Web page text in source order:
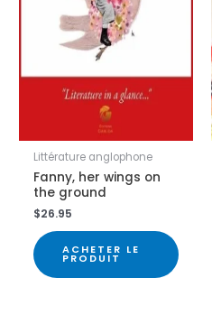
Littérature anglophone
Fanny, her wings on
the ground
$26.95
ACHETER LE
PRODUIT